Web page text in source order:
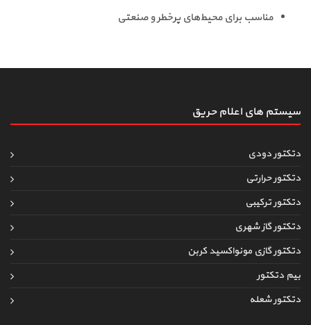
مناسب برای محیط‌های پرخطر و صنعتی
سیستم های اعلام حریق
دتکتور دودی
دتکتور حرارتی
دتکتور ترکیبی
دتکتور گاز شهری
دتکتور گازی مونواکسید کربن
بیم دتکتور
دتکتور شعله